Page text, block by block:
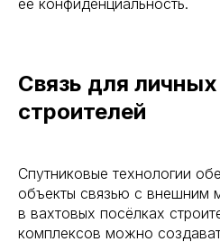
её конфиденциальность.
Связь для
строителей
Спутниковые технологии
объекты связью с внешним
в вахтовых посёлках
комплексов можно